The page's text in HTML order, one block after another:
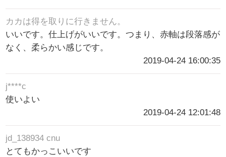
カカは得を取りに行きません。
いいです。仕上げがいいです。つまり、赤軸は段落感が
なく、柔らかい感じです。
2019-04-24 16:00:35
j****c
使いよい
2019-04-24 12:01:48
jd_138934 cnu
とてもかっこいいです